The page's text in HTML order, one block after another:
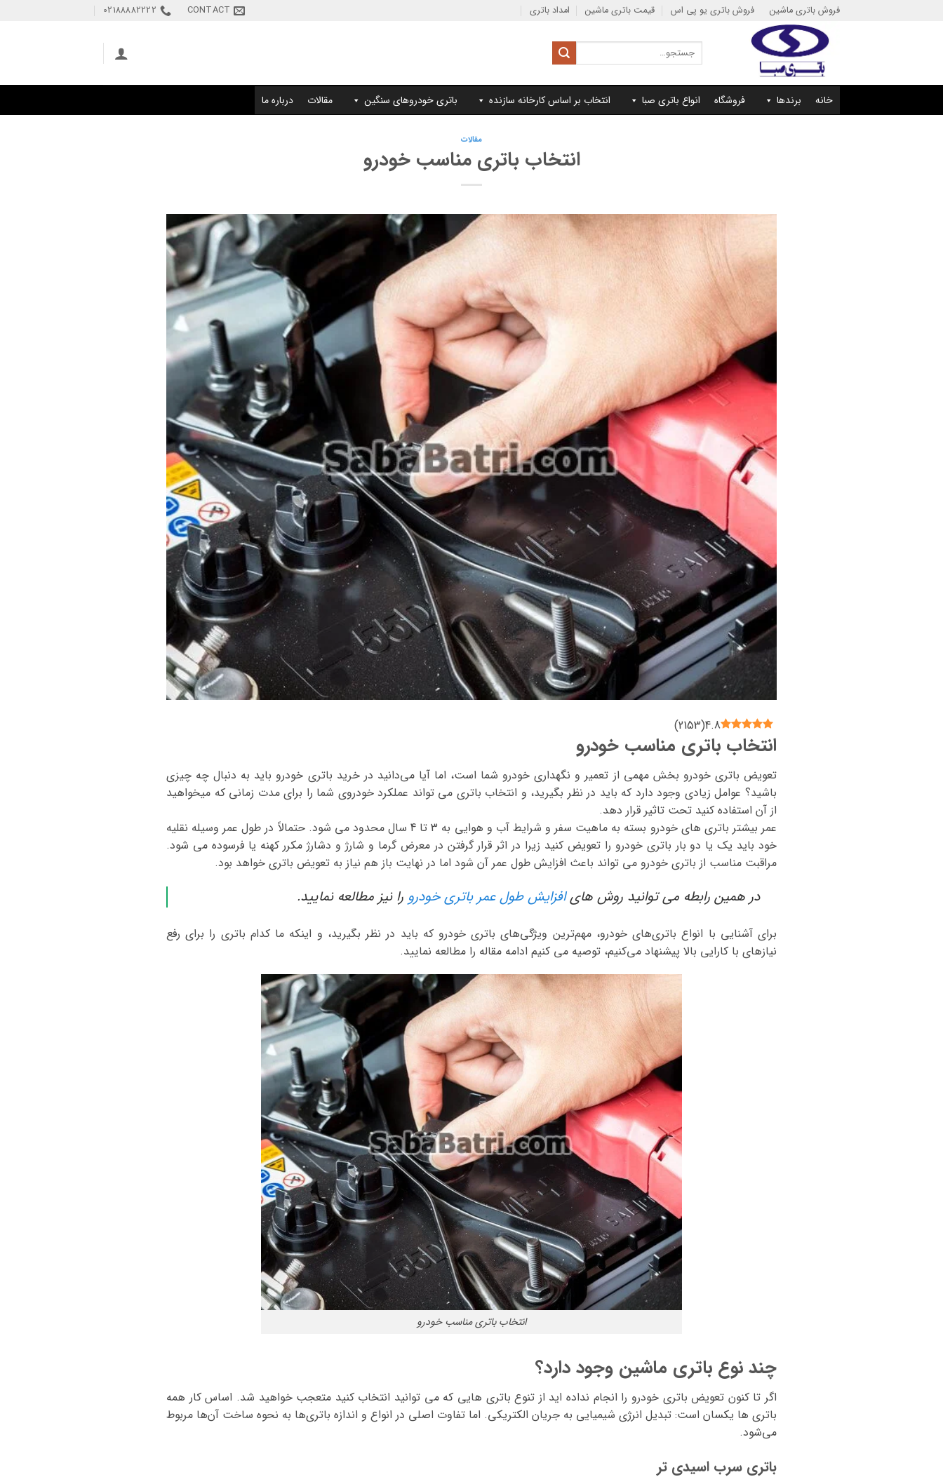
فروش باتری ماشین فروش باتری یو پی اس قیمت باتری ماشین امداد باتری CONTACT
02188882222
جستجو
برای:
خانه برندها فروشگاه انواع باتری صبا انتخاب بر اساس کارخانه سازنده باتری خودروهای سنگین مقالات درباره ما
مقالات
انتخاب باتری مناسب خودرو
4.8
(
2153
)
انتخاب باتری مناسب خودرو
تعویض باتری خودرو بخش مهمی از تعمیر و نگهداری خودرو شما است، اما آیا می‌دانید در خرید باتری خودرو باید به دنبال چه چیزی
باشید؟ عوامل زیادی وجود دارد که باید در نظر بگیرید، و انتخاب باتری می تواند عملکرد خودروی شما را برای مدت زمانی که میخواهید
از آن استفاده کنید تحت تاثیر قرار دهد.
عمر بیشتر باتری های خودرو بسته به ماهیت سفر و شرایط آب و هوایی به 3 تا 4 سال محدود می شود. حتمالاً در طول عمر وسیله نقلیه
خود باید یک یا دو بار باتری خودرو را تعویض کنید زیرا در اثر قرار گرفتن در معرض گرما و شارژ و دشارژ مکرر کهنه یا فرسوده می شود.
مراقبت مناسب از باتری خودرو می تواند باعث افزایش طول عمر آن شود اما در نهایت باز هم نیاز به تعویض باتری خواهد بود.
در همین رابطه می توانید روش هایافزایش طول عمر باتری خودرو را نیز مطالعه نمایید.
برای آشنایی با انواع باتری‌های خودرو، مهم‌ترین ویژگی‌های باتری خودرو که باید در نظر بگیرید، و اینکه ما کدام باتری را برای رفع
نیازهای با کارایی بالا پیشنهاد می‌کنیم، توصیه می کنیم ادامه مقاله را مطالعه نمایید.
انتخاب باتری مناسب خودرو
چند نوع باتری ماشین وجود دارد؟
اگر تا کنون تعویض باتری خودرو را انجام نداده اید از تنوع باتری هایی که می توانید انتخاب کنید متعجب خواهید شد. اساس کار همه
باتری ها یکسان است: تبدیل انرژی شیمیایی به جریان الکتریکی. اما تفاوت‌ اصلی در انواع و اندازه باتری‌ها به نحوه ساخت آن‌ها مربوط
می‌شود.
باتری سرب اسیدی تر